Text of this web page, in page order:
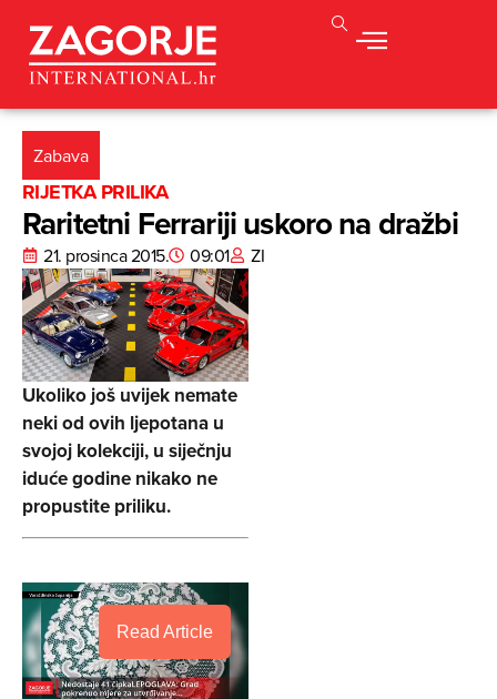
Zabava
RIJETKA PRILIKA
Raritetni Ferrariji uskoro na dražbi
21. prosinca 2015. 09:01 ZI
Ukoliko još uvijek nemate
neki od ovih ljepotana u
svojoj kolekciji, u siječnju
iduće godine nikako ne
propustite priliku.
Read Article